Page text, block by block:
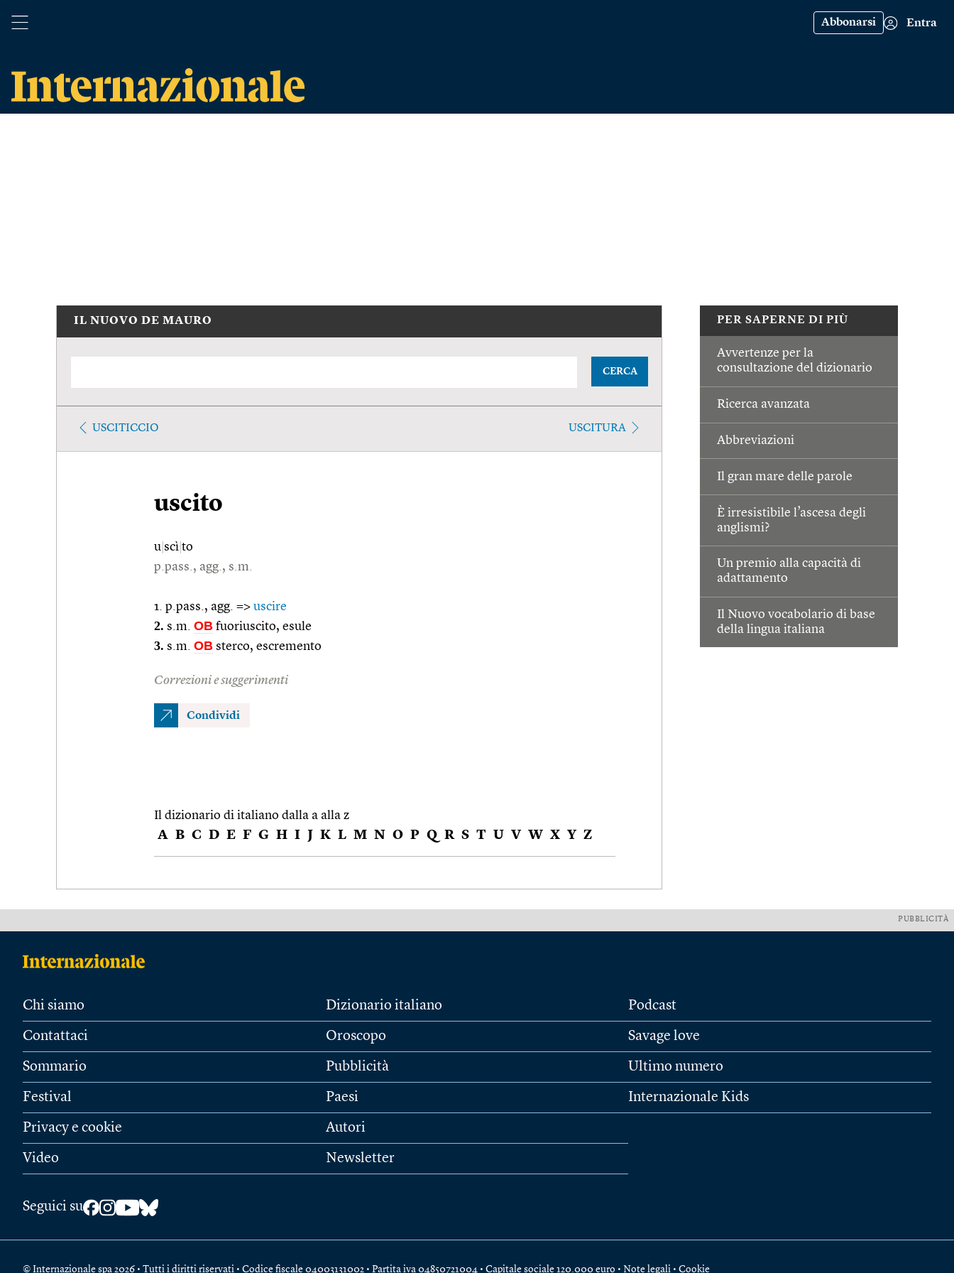
Abbonarsi Entra
PER SAPERNE DI PIÙ
Avvertenze per la
consultazione del dizionario
Ricerca avanzata
Abbreviazioni
Il gran mare delle parole
È irresistibile l’ascesa degli
anglismi?
Un premio alla capacità di
adattamento
Il Nuovo vocabolario di base
della lingua italiana
IL NUOVO DE MAURO
CERCA
USCITICCIO USCITURA
uscito
u scì to
p.pass., agg., s.m.
1. p.pass., agg. => uscire
2. s.m. OB fuoriuscito, esule
3. s.m. OB sterco, escremento
Correzioni e suggerimenti
Condividi
Il dizionario di italiano dalla a alla z
A B C D E F G H I J K L M N O P Q R S T U V W X Y Z
PUBBLICITÀ
Chi siamo
Contattaci
Sommario
Festival
Privacy e cookie
Video
Dizionario italiano
Oroscopo
Pubblicità
Paesi
Autori
Newsletter
Podcast
Savage love
Ultimo numero
Internazionale Kids
Seguici su
© Internazionale spa 2026 • Tutti i diritti riservati • Codice fiscale 04003131002 • Partita iva 04850721004 • Capitale sociale 120.000 euro • Note legali • Cookie